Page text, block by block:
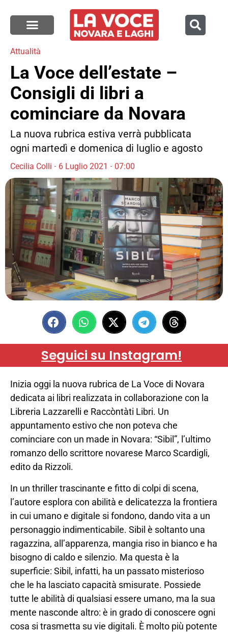
Attualità
La Voce dell’estate –
Consigli di libri a
cominciare da Novara
La nuova rubrica estiva verrà pubblicata
ogni martedì e domenica di luglio e agosto
Cecilia Colli 6 Luglio 2021 07:00
Seguici su Instagram!
Inizia oggi la nuova rubrica de La Voce di Novara
dedicata ai libri realizzata in collaborazione con la
Libreria Lazzarelli e Raccòntàti Libri. Un
appuntamento estivo che non poteva che
cominciare con un made in Novara: “Sibil”, l’ultimo
romanzo dello scrittore novarese Marco Scardigli,
edito da Rizzoli.
In un thriller trascinante e fitto di colpi di scena,
l’autore esplora con abilità e delicatezza la frontiera
in cui umano e digitale si fondono, dando vita a un
personaggio indimenticabile. Sibil è soltanto una
ragazzina, all’apparenza, mangia riso in bianco e ha
bisogno di caldo e silenzio. Ma questa è la
superficie: Sibil, infatti, ha un passato misterioso
che le ha lasciato capacità smisurate. Possiede
tutte le abilità di qualsiasi essere umano, ma la sua
mente nasconde altro: è in grado di conoscere ogni
cosa si trasmetta su vie digitali. È molto più potente